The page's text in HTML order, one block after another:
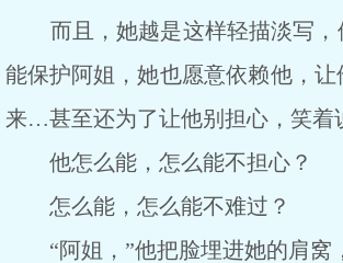
而且，她越是这样轻描淡写，
能保护阿姐，她也愿意依赖他，
来…甚至还为了让他别担心，笑着
他怎么能，怎么能不担心？
怎么能，怎么能不难过？
“阿姐，”他把脸埋进她的肩窝